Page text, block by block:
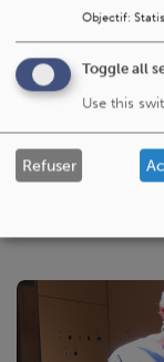
Objectif:
Toggle all
Use this
Refuser